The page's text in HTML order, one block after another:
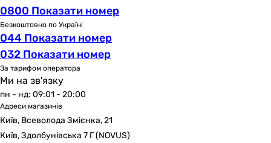
0800 Показати номер
Безкоштовно по Україні
044 Показати номер
032 Показати номер
За тарифом оператора
Ми на зв'язку
пн - нд: 09:01 - 20:00
Адреси магазинів
Київ, Всеволода Змієнка, 21
Київ, Здолбунівська 7 Г (NOVUS)